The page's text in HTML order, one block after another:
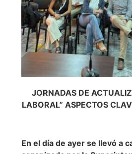
JORNADAS DE
LABORAL” ASPECTOS
En el día de ayer se llevó a